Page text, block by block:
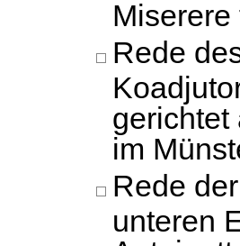
Miserere
Rede
gerichtet
im
Rede
unteren